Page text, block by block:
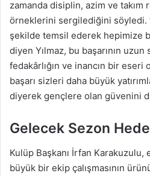
zamanda disiplin, azim ve takım
örneklerini sergilediğini söyledi.
şekilde temsil ederek hepimize
diyen Yılmaz, bu başarının uzun
fedakârlığın ve inancın bir
başarı sizleri daha büyük
diyerek gençlere olan güvenini
Gelecek Sezon
Kulüp Başkanı İrfan
büyük bir ekip çalışmasının